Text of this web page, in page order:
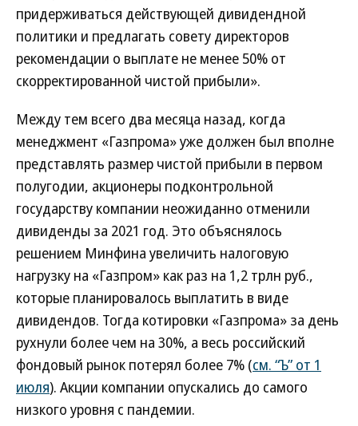
придерживаться действующей дивидендной
политики и предлагать совету директоров
рекомендации о выплате не менее 50% от
скорректированной чистой прибыли».
Между тем всего два месяца назад, когда
менеджмент «Газпрома» уже должен был вполне
представлять размер чистой прибыли в первом
полугодии, акционеры подконтрольной
государству компании неожиданно отменили
дивиденды за 2021 год. Это объяснялось
решением Минфина увеличить налоговую
нагрузку на «Газпром» как раз на 1,2 трлн руб.,
которые планировалось выплатить в виде
дивидендов. Тогда котировки «Газпрома» за день
рухнули более чем на 30%, а весь российский
фондовый рынок потерял более 7% (см. “Ъ” от 1
июля). Акции компании опускались до самого
низкого уровня с пандемии.